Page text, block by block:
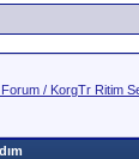
/ KorgTr Ritim